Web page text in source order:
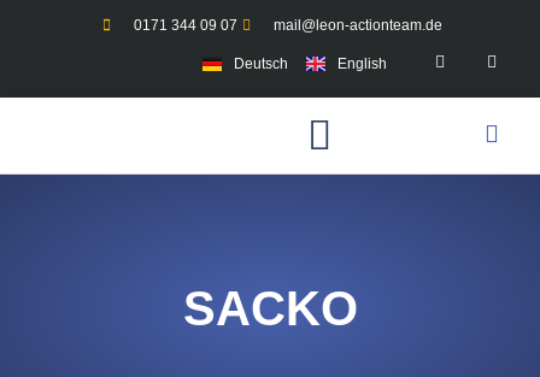
0171 344 09 07 mail@leon-actionteam.de
Deutsch English
SACKO